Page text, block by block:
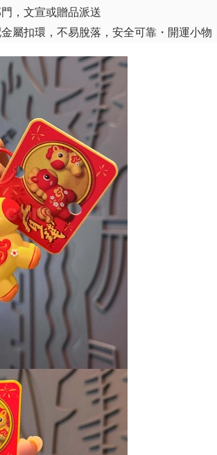
，文宣或贈品派送
屬扣環，不易脫落，安全可靠・開運小物